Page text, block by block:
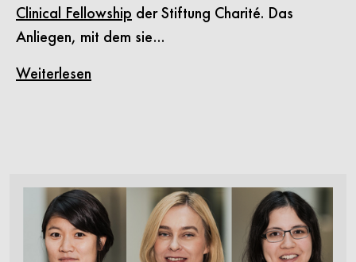
Clinical Fellowship der Stiftung Charité. Das
Anliegen, mit dem sie…
Weiterlesen